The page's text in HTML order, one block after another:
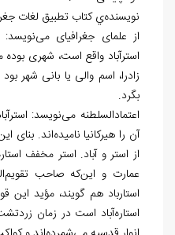
نویسندهي کتاب تطبیق لغات
از علمای جغرافیای
استرآباد واقع است، شهری بوده
زادرا، اسم والی یا بانی شهر
بگرد.
اعتمادالسلطنه مینویسد:
آن را هیرکانیا نامیدهاند. بنای
از استر و آباد. استر مخفف
عمارت و اینکه صاحب تقویم
استارباد هم گویند، مؤید
استارهآباد است در زمان